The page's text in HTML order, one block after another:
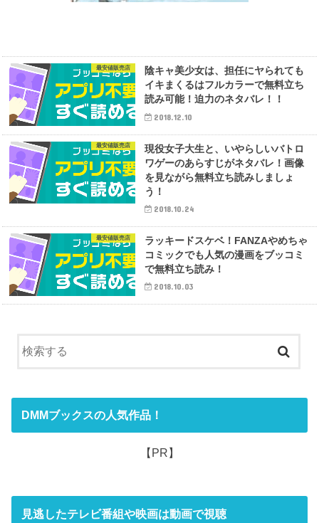
最安値販売店
陰キャ美少女は、担任にヤられても
イキまくるはフルカラーで無料立ち
読み可能！迫力のネタバレ！！
2018.12.10
最安値販売店
現役女子大生と、いやらしいバトロ
ワゲーのあらすじがネタバレ！画像
を見ながら無料立ち読みしましょ
う！
2018.10.24
最安値販売店
ラッキードスケベ！FANZAやめちゃ
コミックでも人気の漫画をブッコミ
で無料立ち読み！
2018.10.03
DMMブックスの人気作品！
【PR】
見逃したテレビ番組や映画は動画で視聴